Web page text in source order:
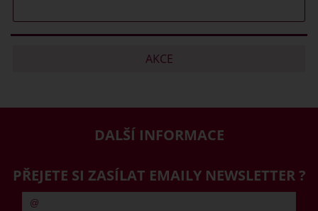
AKCE
DALŠÍ INFORMACE
PŘEJETE SI ZASÍLAT EMAILY NEWSLETTER ?